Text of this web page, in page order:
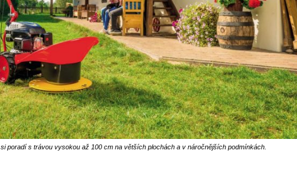
si poradí s trávou vysokou až 100 cm na větších plochách a v náročnějších podmínkách.